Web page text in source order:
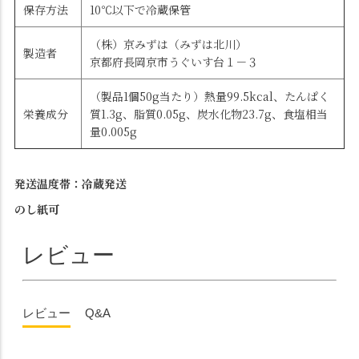
保存方法 10℃以下で冷蔵保管
製造者
（株）京みずは（みずは北川）
京都府長岡京市うぐいす台１－３
栄養成分
（製品1個50g当たり）熱量99.5kcal、たんぱく
質1.3g、脂質0.05g、炭水化物23.7g、食塩相当
量0.005g
発送温度帯：冷蔵発送
のし紙可
レビュー
レビュー Q&A